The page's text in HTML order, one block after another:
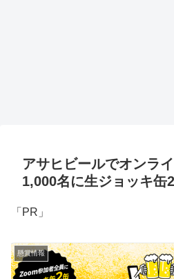
アサヒビールでオンラ
1,000名に生ジョッキ缶
「PR」
懸賞情報